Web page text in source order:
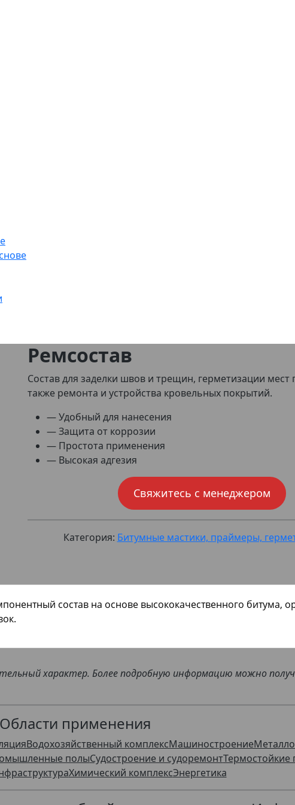
Ремсостав
Состав для заделки швов и трещин, герметизации
также ремонта и устройства кровельных покрытий.
— Удобный для нанесения
— Защита от коррозии
— Простота применения
— Высокая адгезия
Свяжитесь с менеджером
Категория: Битумные мастики, праймеры,
состав на основе высококачественного битума,
характер. Более подробную информацию можно
Области применения
Водохозяйственный комплексМашиностроение
полыСудостроение и судоремонтТермостойкие
Химический комплексЭнергетика